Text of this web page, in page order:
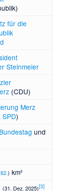
für die
Steinmeier
(CDU)
Merz
SPD)
und
62.) km²
(31. Dez. 2025)[3]